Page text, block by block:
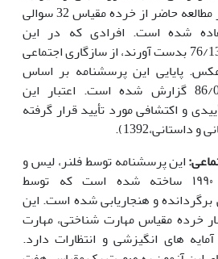
سؤلات پاسخ میدهند. در مطالعه حاضر از خرده مقیاس 32 سوالی
شده است. افرادی که در این
پرسشنامه نمره بالاتر از 76/13 بدست آورند، از سازگاری اجتماعی
پایایی این پرسشنامه بر اساس
ضریب آلفای کرونباخ 86/0 گزارش شده است. اعتبار این
و اکتشافی مورد تأیید قرار گرفته
این پرسشنامه توسط فلنر، لیس و
در سال ۱۹۹۰ ساخته شده است که توسط
فارسی برگردانده و هنجاریابی شده است. این
چهار خرده مقیاس مهارت شناختی، مهارت
های انگیزشی و انتظارات دارد.